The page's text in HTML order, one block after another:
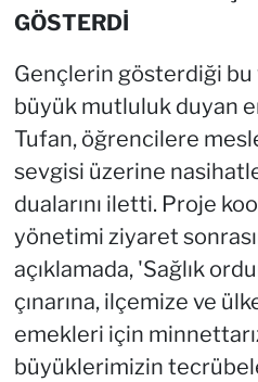
GÖSTERDİ
Gençlerin gösterdiği bu
büyük mutluluk duyan
Tufan, öğrencilere
sevgisi üzerine
dualarını iletti. Proje
yönetimi ziyaret
açıklamada, 'Sağlık
çınarına, ilçemize ve
emekleri için
büyüklerimizin